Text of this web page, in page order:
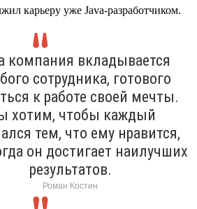
карьеру уже Java-разработчиком.
компания вкладывается
сотрудника, готового
к работе своей мечты.
хотим, чтобы каждый
тем, что ему нравится,
он достигает наилучших
результатов.
Роман Костин